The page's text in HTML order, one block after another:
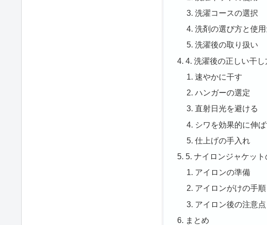
洗濯コースの選択
洗剤の選び方と使
洗濯後の取り扱い
4. 洗濯後の正しい干
速やかに干す
ハンガーの選定
直射日光を避ける
シワを効果的に伸
仕上げの手入れ
5. ナイロンジャケッ
アイロンの準備
アイロンがけの手順
アイロン後の注意点
まとめ